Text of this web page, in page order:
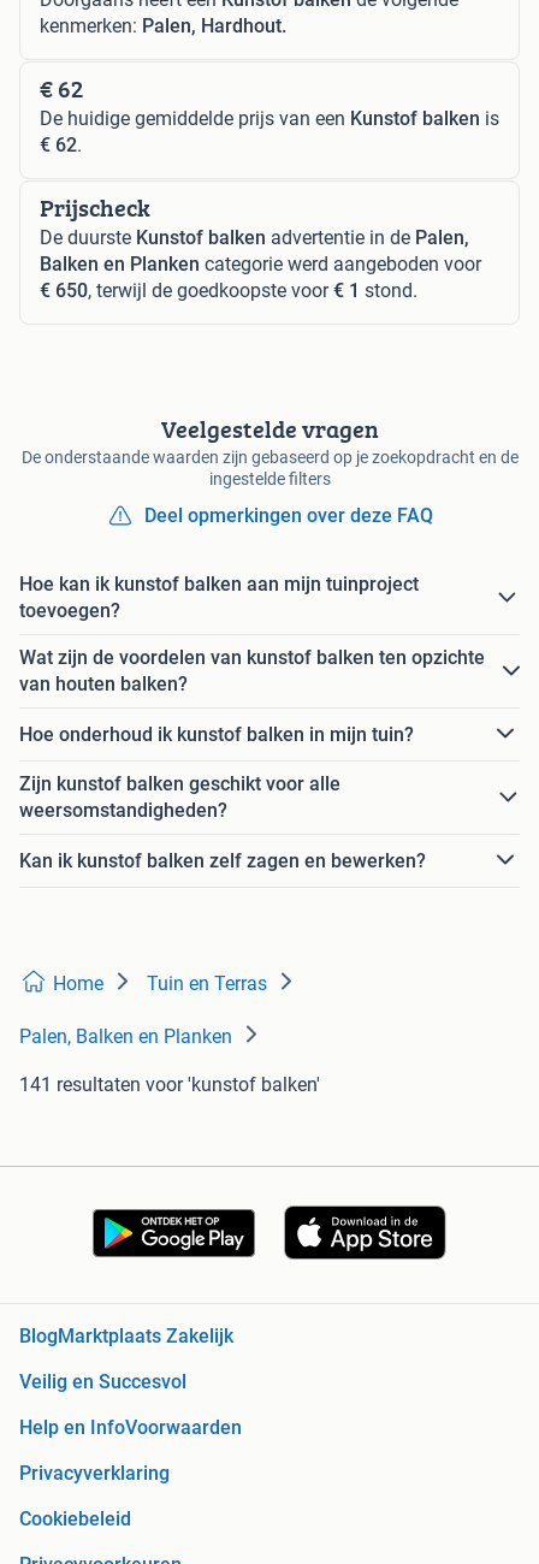
kenmerken: Palen, Hardhout.
€ 62
De huidige gemiddelde prijs van een Kunstof balken is
€ 62.
Prijscheck
De duurste Kunstof balken advertentie in de Palen,
Balken en Planken categorie werd aangeboden voor
€ 650, terwijl de goedkoopste voor€ 1 stond.
Veelgestelde vragen
De onderstaande waarden zijn gebaseerd op je zoekopdracht en de
ingestelde filters
Deel opmerkingen over deze FAQ
Hoe kan ik kunstof balken aan mijn tuinproject
toevoegen?
Wat zijn de voordelen van kunstof balken ten opzichte
van houten balken?
Hoe onderhoud ik kunstof balken in mijn tuin?
Zijn kunstof balken geschikt voor alle
weersomstandigheden?
Kan ik kunstof balken zelf zagen en bewerken?
Home Tuin en Terras
Palen, Balken en Planken
141 resultaten voor 'kunstof balken'
BlogMarktplaats Zakelijk
Veilig en Succesvol
Help en InfoVoorwaarden
Privacyverklaring
Cookiebeleid